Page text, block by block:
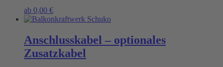
ab 0,00 €This
product
multiple
variants.
The
Anschlusskabel – optionales
Zusatzkabel